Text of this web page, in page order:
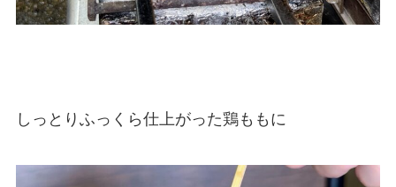
しっとりふっくら仕上がった鶏ももに